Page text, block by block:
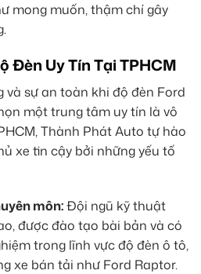
mong muốn, thậm chí gây
Đèn Uy Tín Tại TPHCM
sự an toàn khi độ đèn Ford
một trung tâm uy tín là vô
Thành Phát Auto tự hào
xe tin cậy bởi những yếu tố
môn:Đội ngũ kỹ thuật
được đào tạo bài bản và có
trong lĩnh vực độ đèn ô tô,
xe bán tải như Ford Raptor.